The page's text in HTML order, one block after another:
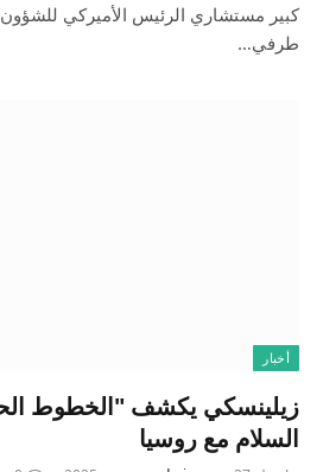
كبير مستشاري الرئيس الأميركي
طرفي…
أخبار
زيلينسكي يكشف "الخطوط
السلام مع روسيا